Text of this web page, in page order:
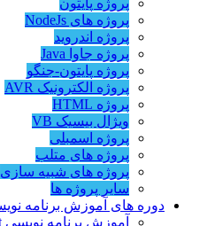
پروژه های NodeJs
پروژه اندروید
پروژه جاوا Java
پروژه پایتون-جنگو
پروژه الکترونیک AVR
پروژه HTML
ویژال بیسیک VB
پروژه اسمبلی
پروژه های متلب
پروژه های شبیه سازی
سایر پروژه ها
دوره های آموزش برنامه
آموزش برنامه نویسی Asp.Net